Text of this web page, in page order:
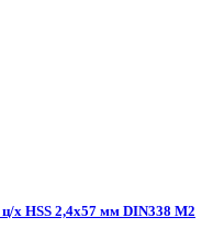
ц/х HSS 2,4х57 мм DIN338 М2